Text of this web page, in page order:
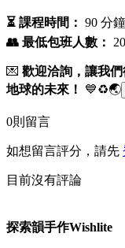
⏳ 課程時間： 90 分鐘
👥 最低包班人數：
💌 歡迎洽詢，讓我
地球的未來！
💙♻️🌏
0則留言
如想留言評分，請先
目前沒有評論
探索韻手作Wishlite